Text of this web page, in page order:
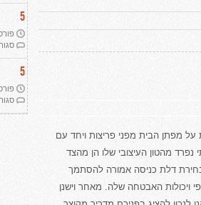
מפתן הבית מפני פריצות ויחד עם
מהטון העיצובי שלו הן מהצד
דלת כניסה אמורה להסתמך
ויכולות האבטחה שלה. מאחר וישנן
5
פורסם
5
פורסם